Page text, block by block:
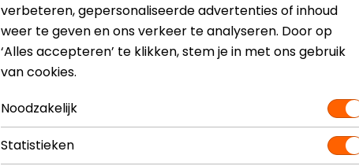
verbeteren, gepersonaliseerde advertenties of inhoud
weer te geven en ons verkeer te analyseren. Door op
‘Alles accepteren’ te klikken, stem je in met ons gebruik
van cookies.
Noodzakelijk
Statistieken